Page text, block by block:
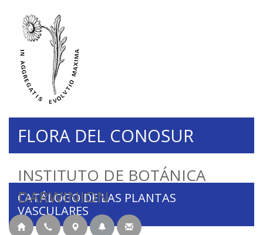
INSTITUTO DE BOTÁNICA
DARWINION
FLORA DEL CONOSUR
CATÁLOGO DE LAS PLANTAS
VASCULARES